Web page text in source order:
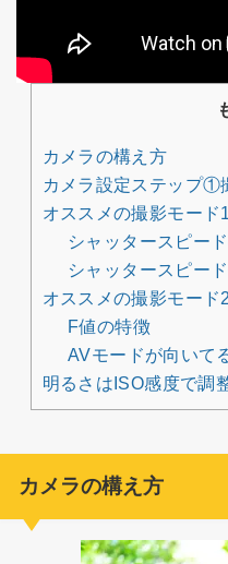
カメラの構え方
カメラ設定ステップ①
オススメの撮影モー
シャッタースピー
シャッタースピー
オススメの撮影モード
F値の特徴
AVモードが向いて
明るさはISO感度で調
カメラの構え方